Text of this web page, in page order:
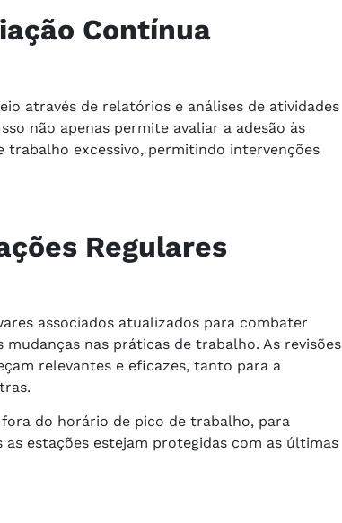
Contínua
através de relatórios e análises de atividades
não apenas permite avaliar a adesão às
excessivo, permitindo intervenções
Regulares
associados atualizados para combater
mudanças nas práticas de trabalho. As revisões
relevantes e eficazes, tanto para a
do horário de pico de trabalho, para
estações estejam protegidas com as últimas